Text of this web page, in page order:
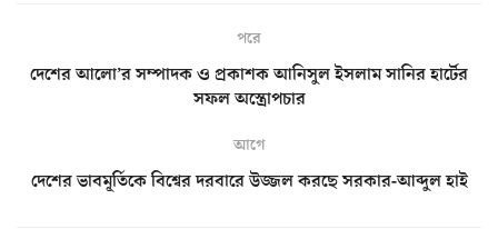
পরে
দেশের আলো’র সম্পাদক ও প্রকাশক আনিসুল ইসলাম সানির হার্টের
সফল অস্ত্রোপচার
আগে
দেশের ভাবমূর্তিকে বিশ্বের দরবারে উজ্জল করছে সরকার-আব্দুল হাই